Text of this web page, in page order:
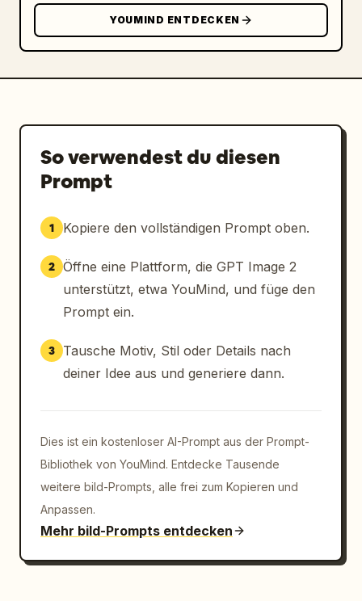
YOUMIND ENTDECKEN
So verwendest du diesen
Prompt
1 Kopiere den vollständigen Prompt oben.
2 Öffne eine Plattform, die GPT Image 2
unterstützt, etwa YouMind, und füge den
Prompt ein.
3
Tausche Motiv, Stil oder Details nach
deiner Idee aus und generiere dann.
Dies ist ein kostenloser AI-Prompt aus der Prompt-
Bibliothek von YouMind. Entdecke Tausende
weitere bild-Prompts, alle frei zum Kopieren und
Anpassen.
Mehr bild-Prompts entdecken